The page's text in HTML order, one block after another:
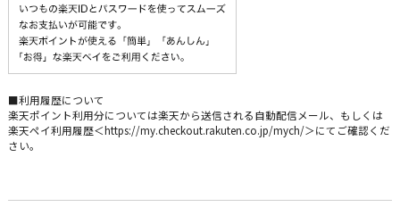
■利用履歴について
楽天ポイント利用分については楽天から送信される自動配信メール、もしくは
楽天ペイ利用履歴＜https://my.checkout.rakuten.co.jp/mych/＞にてご確認くだ
さい。